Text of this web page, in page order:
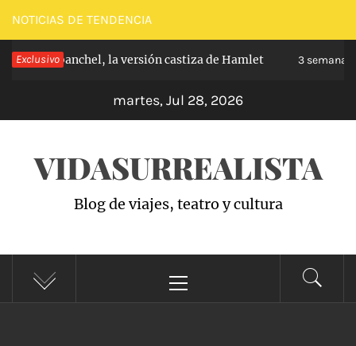
Saltar
al
contenido
NOTICIAS DE TENDENCIA
Exclusivo
de Carabanchel, la versión castiza de Hamlet 3 semanas
martes, Jul 28, 2026
VIDASURREALISTA
Blog de viajes, teatro y cultura
principal